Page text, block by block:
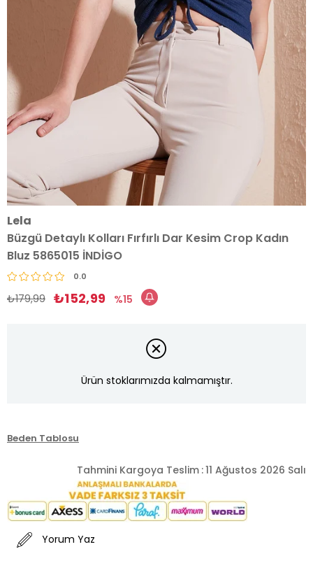
Lela
Büzgü Detaylı Kolları Fırfırlı Dar Kesim Crop Kadın
Bluz 5865015 İNDİGO
0.0
₺179,99 ₺152,99 15
Ürün stoklarımızda kalmamıştır.
Beden Tablosu
Tahmini Kargoya Teslim :11 Ağustos 2026 Salı
Yorum Yaz